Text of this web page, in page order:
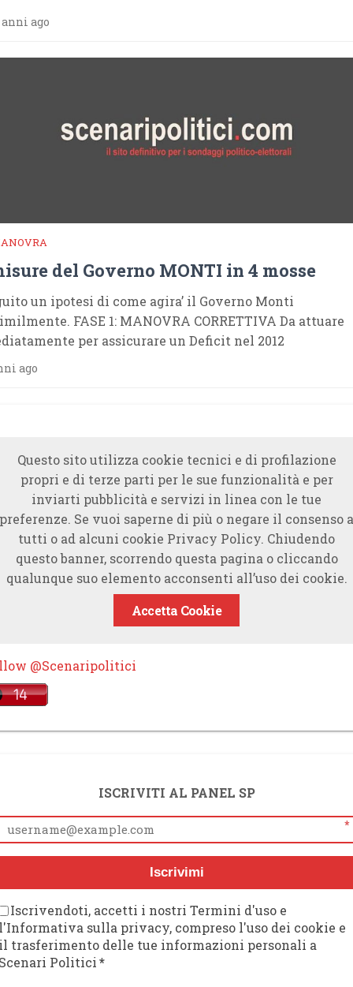
ago
del Governo MONTI in 4 mosse
un ipotesi di come agira’ il Governo Monti
FASE 1: MANOVRA CORRETTIVA Da attuare
per assicurare un Deficit nel 2012
ago
Questo sito utilizza cookie tecnici e di profilazione
propri e di terze parti per le sue funzionalità e per
inviarti pubblicità e servizi in linea con le tue
preferenze. Se vuoi saperne di più o negare il consenso a
tutti o ad alcuni cookie Privacy Policy. Chiudendo
questo banner, scorrendo questa pagina o cliccando
qualunque suo elemento acconsenti all’uso dei cookie.
Accetta Cookie
@Scenaripolitici
ISCRIVITI AL PANEL SP
*
Iscrivimi
Iscrivendoti, accetti i nostri Termini d'uso e
sulla privacy, compreso l'uso dei cookie e
trasferimento delle tue informazioni personali a
Politici*